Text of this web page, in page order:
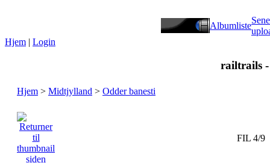
Albumliste
Hjem | Login
railtrails
Hjem > Midtjylland > Odder banesti
FIL 4/9